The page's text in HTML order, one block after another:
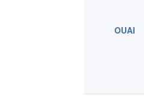
OUAI